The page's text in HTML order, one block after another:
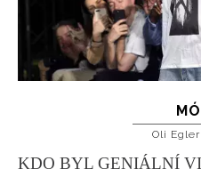
Oli Egler
KDO BYL GENIÁLNÍ